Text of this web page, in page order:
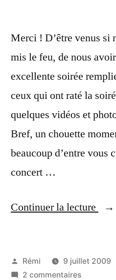
Merci ! D’être venus si
mis le feu, de nous
excellente soirée
ceux qui ont raté la
quelques vidéos et
Bref, un chouette
beaucoup d’entre vous
concert …
Continuer la lecture
«
Publié
par
Rémi 9 juillet 2009
2 commentairessur